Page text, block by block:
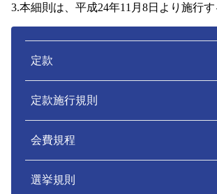
3.本細則は、平成24年11月8日より施行す
定款
定款施行規則
会費規程
選挙規則